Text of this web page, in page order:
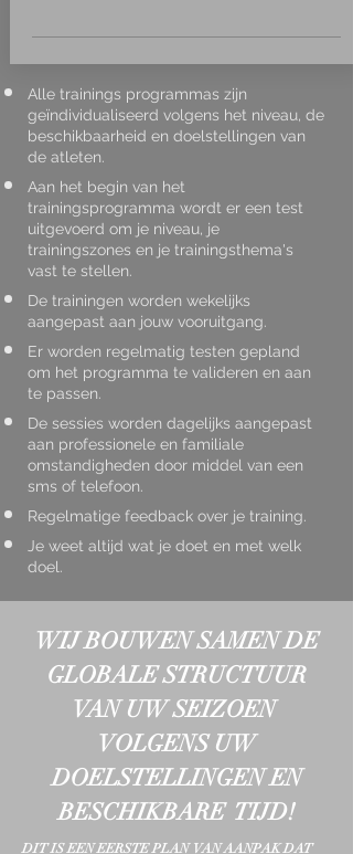
Alle trainings programmas zijn
geïndividualiseerd volgens het niveau, de
beschikbaarheid en doelstellingen van
de atleten.
Aan het begin van het
trainingsprogramma wordt er een test
uitgevoerd om je niveau, je
trainingszones en je trainingsthema's
vast te stellen.
De trainingen worden wekelijks
aangepast aan jouw vooruitgang.
Er worden regelmatig testen gepland
om het programma te valideren en aan
te passen.
De sessies worden dagelijks aangepast
aan professionele en familiale
omstandigheden door middel van een
sms of telefoon.
Regelmatige feedback over je training.
Je weet altijd wat je doet en met welk
doel.
WIJ BOUWEN SAMEN DE
GLOBALE STRUCTUUR
VAN UW SEIZOEN
VOLGENS UW
DOELSTELLINGEN EN
BESCHIKBARE TIJD!
DIT IS EEN EERSTE PLAN VAN AANPAK DAT